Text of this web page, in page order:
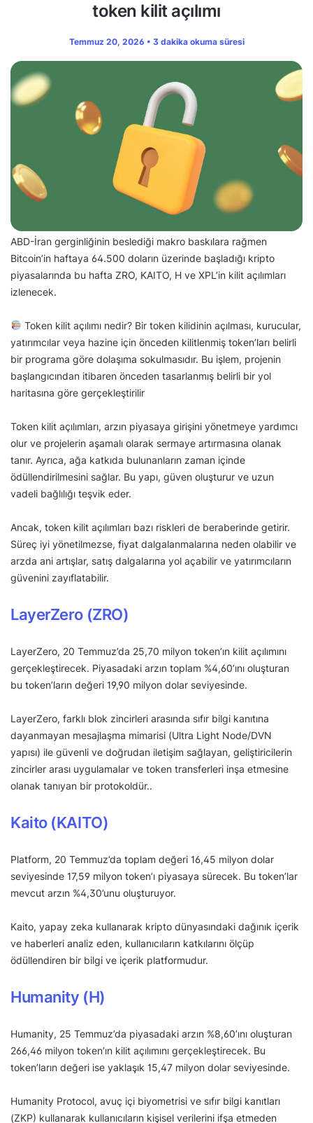
token kilit açılımı
Temmuz 20, 2026 • 3 dakika okuma süresi
ABD-İran gerginliğinin beslediği makro baskılara rağmen
Bitcoin’in haftaya 64.500 doların üzerinde başladığı kripto
piyasalarında bu hafta ZRO, KAITO, H ve XPL’in kilit açılımları
izlenecek.
Token kilit açılımı nedir? Bir token kilidinin açılması, kurucular,
yatırımcılar veya hazine için önceden kilitlenmiş token’ları belirli
bir programa göre dolaşıma sokulmasıdır. Bu işlem, projenin
başlangıcından itibaren önceden tasarlanmış belirli bir yol
haritasına göre gerçekleştirilir
Token kilit açılımları, arzın piyasaya girişini yönetmeye yardımcı
olur ve projelerin aşamalı olarak sermaye artırmasına olanak
tanır. Ayrıca, ağa katkıda bulunanların zaman içinde
ödüllendirilmesini sağlar. Bu yapı, güven oluşturur ve uzun
vadeli bağlılığı teşvik eder.
Ancak, token kilit açılımları bazı riskleri de beraberinde getirir.
Süreç iyi yönetilmezse, fiyat dalgalanmalarına neden olabilir ve
arzda ani artışlar, satış dalgalarına yol açabilir ve yatırımcıların
güvenini zayıflatabilir.
LayerZero (ZRO)
LayerZero, 20 Temmuz’da 25,70 milyon token’ın kilit açılımını
gerçekleştirecek. Piyasadaki arzın toplam %4,60’ını oluşturan
bu token’ların değeri 19,90 milyon dolar seviyesinde.
LayerZero, farklı blok zincirleri arasında sıfır bilgi kanıtına
dayanmayan mesajlaşma mimarisi (Ultra Light Node/DVN
yapısı) ile güvenli ve doğrudan iletişim sağlayan, geliştiricilerin
zincirler arası uygulamalar ve token transferleri inşa etmesine
olanak tanıyan bir protokoldür..
Kaito (KAITO)
Platform, 20 Temmuz’da toplam değeri 16,45 milyon dolar
seviyesinde 17,59 milyon token’ı piyasaya sürecek. Bu token’lar
mevcut arzın %4,30’unu oluşturuyor.
Kaito, yapay zeka kullanarak kripto dünyasındaki dağınık içerik
ve haberleri analiz eden, kullanıcıların katkılarını ölçüp
ödüllendiren bir bilgi ve içerik platformudur.
Humanity (H)
Humanity, 25 Temmuz’da piyasadaki arzın %8,60’ını oluşturan
266,46 milyon token’ın kilit açılımını gerçekleştirecek. Bu
token’ların değeri ise yaklaşık 15,47 milyon dolar seviyesinde.
Humanity Protocol, avuç içi biyometrisi ve sıfır bilgi kanıtları
(ZKP) kullanarak kullanıcıların kişisel verilerini ifşa etmeden